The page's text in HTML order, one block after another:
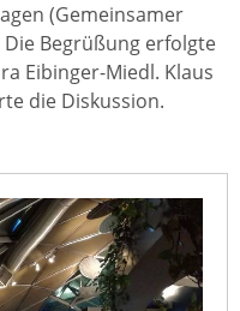
(Gemeinsamer
Begrüßung erfolgte
Eibinger-Miedl. Klaus
die Diskussion.​